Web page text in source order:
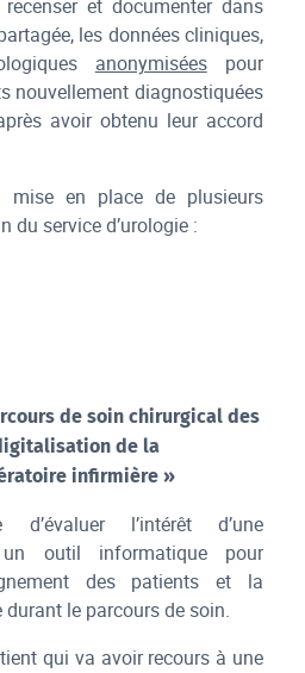
et documenter dans
les données cliniques,
anonymiséespour
nouvellement diagnostiquées
avoir obtenu leur accord
mise en place de plusieurs
du service d’urologie :
de soin chirurgical des
de la
infirmière »
l’intérêt d’une
un outil informatique pour
des patients et la
le parcours de soin.
qui va avoir recours à une